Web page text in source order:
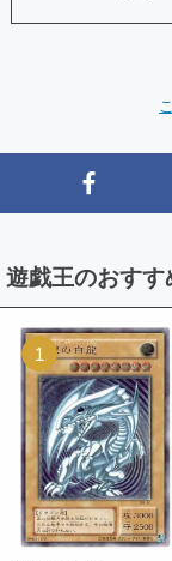
遊戯王のおすす
1